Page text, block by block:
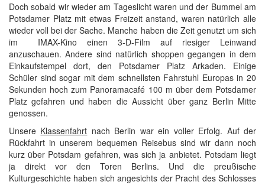
Doch sobald wir wieder am Tageslicht waren und der Bummel am
Potsdamer Platz mit etwas Freizeit anstand, waren natürlich alle
wieder voll bei der Sache. Manche haben die Zeit genutzt um sich
im IMAX-Kino einen 3-D-Film auf riesiger Leinwand
anzuschauen. Andere sind natürlich shoppen gegangen in dem
Einkaufstempel dort, den Potsdamer Platz Arkaden. Einige
Schüler sind sogar mit dem schnellsten Fahrstuhl Europas in 20
Sekunden hoch zum Panoramacafé 100 m über dem Potsdamer
Platz gefahren und haben die Aussicht über ganz Berlin Mitte
genossen.
Unsere Klassenfahrt nach Berlin war ein voller Erfolg. Auf der
Rückfahrt in unserem bequemen Reisebus sind wir dann noch
kurz über Potsdam gefahren, was sich ja anbietet. Potsdam liegt
ja direkt vor den Toren Berlins. Und die preußische
Kulturgeschichte haben sich angesichts der Pracht des Schlosses